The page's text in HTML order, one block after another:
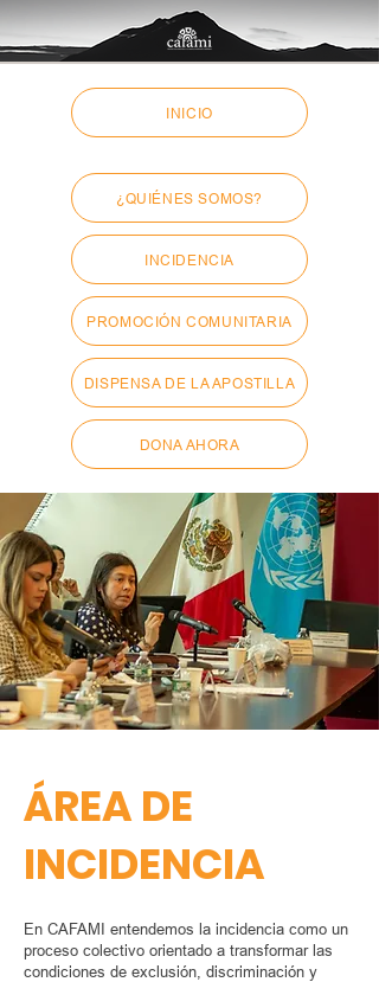
INICIO
¿QUIÉNES SOMOS?
INCIDENCIA
PROMOCIÓN COMUNITARIA
DISPENSA DE LA APOSTILLA
DONA AHORA
ÁREA DE
INCIDENCIA
En CAFAMI entendemos la incidencia como un
proceso colectivo orientado a transformar las
condiciones de exclusión, discriminación y